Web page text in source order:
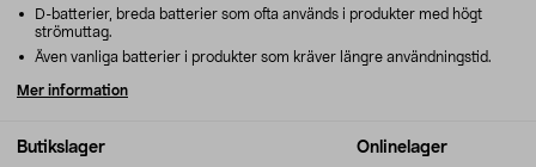
Butikslager Onlinelager
D-batterier, breda batterier som ofta används i produkter med högt
strömuttag.
Även vanliga batterier i produkter som kräver längre användningstid.
Mer information